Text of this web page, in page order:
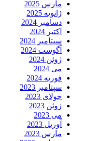
مارس 2025
ژانویه 2025
دسامبر 2024
اکتبر 2024
سپتامبر 2024
آگوست 2024
ژوئن 2024
می 2024
فوریه 2024
سپتامبر 2023
جولای 2023
ژوئن 2023
می 2023
آوریل 2023
مارس 2023